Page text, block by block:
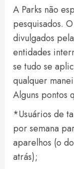
A Parks não
pesquisados.
divulgados
entidades
se tudo se
qualquer
Alguns pontos
*Usuários de
por semana
aparelhos (o
atrás);